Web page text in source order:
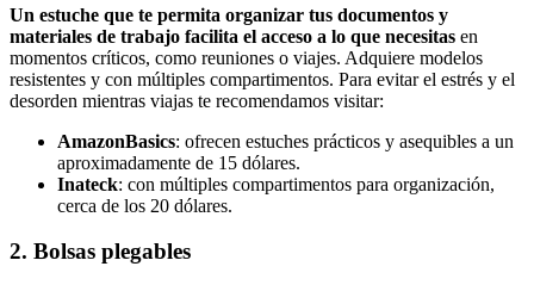
Un estuche que te permita organizar tus documentos y
materiales de trabajo facilita el acceso a lo que necesitas en
momentos críticos, como reuniones o viajes. Adquiere modelos
resistentes y con múltiples compartimentos. Para evitar el estrés y el
desorden mientras viajas te recomendamos visitar:
AmazonBasics: ofrecen estuches prácticos y asequibles a un
aproximadamente de 15 dólares.
Inateck: con múltiples compartimentos para organización,
cerca de los 20 dólares.
2. Bolsas plegables